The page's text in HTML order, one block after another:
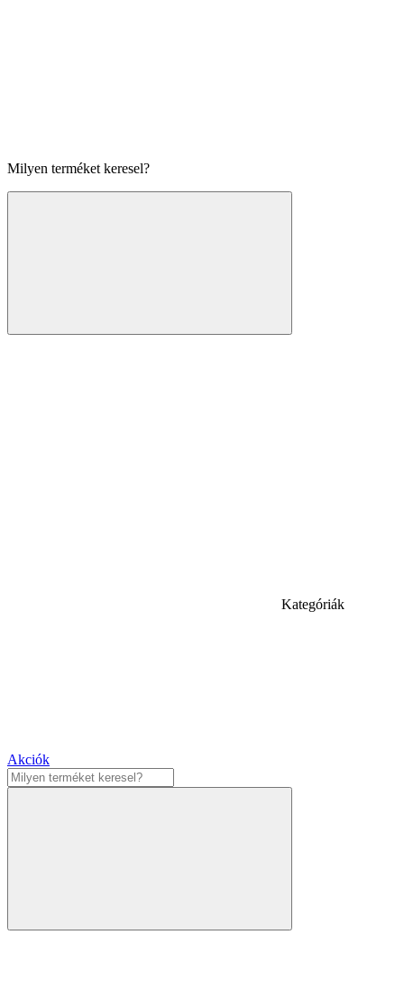
Milyen terméket keresel?
Kategóriák
Akciók